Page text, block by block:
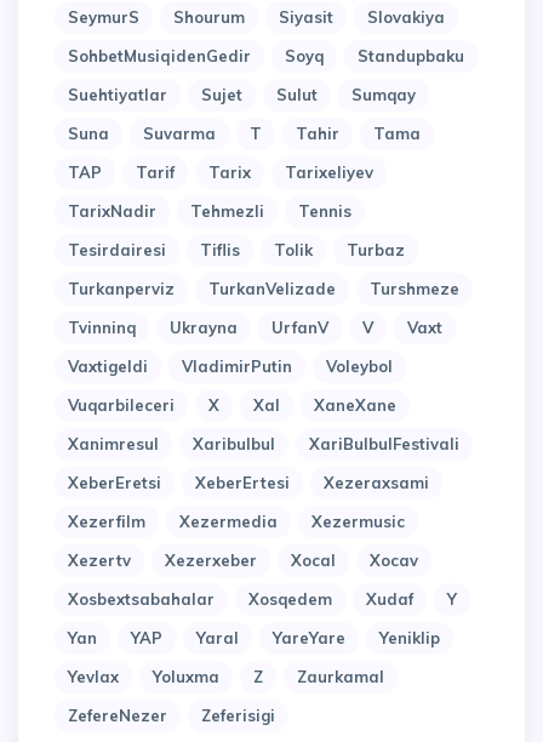
SeymurS
Shourum Siyasit
Slovakiya
SohbetMusiqidenGedir
Soyq
Standupbaku
Suehtiyatlar
Sujet Sulut
Sumqay
Suna
Suvarma T Tahir
Tama
TAP
Tarif Tarix
Tarixeliyev
TarixNadir
Tehmezli
Tennis
Tesirdairesi
Tiflis Tolik
Turbaz
Turkanperviz
TurkanVelizade
Turshmeze
Tvinninq
Ukrayna UrfanV V
Vaxt
Vaxtigeldi
VladimirPutin
Voleybol
Vuqarbileceri
X Xal
XaneXane
Xanimresul
Xaribulbul
XariBulbulFestivali
XeberEretsi
XeberErtesi
Xezeraxsami
Xezerfilm
Xezermedia
Xezermusic
Xezertv
Xezerxeber Xocal
Xocav
Xosbextsabahalar
Xosqedem Xudaf
Y
Yan
YAP Yaral YareYare
Yeniklip
Yevlax
Yoluxma Z
Zaurkamal
ZefereNezer
Zeferisigi